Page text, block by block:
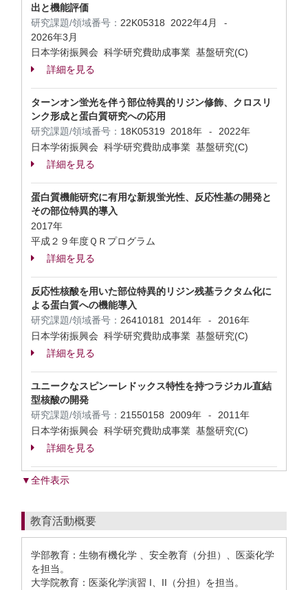
出と機能評価
研究課題/領域番号： 22K05318 2022年4月 -
2026年3月
日本学術振興会 科学研究費助成事業 基盤研究(C)
詳細を見る
ターンオン蛍光を伴う部位特異的リジン修飾、クロスリ
ンク形成と蛋白質研究への応用
研究課題/領域番号： 18K05319 2018年 -
2022年
日本学術振興会 科学研究費助成事業 基盤研究(C)
詳細を見る
蛋白質機能研究に有用な新規蛍光性、反応性基の開発と
その部位特異的導入
2017年
平成２９年度ＱＲプログラム
詳細を見る
反応性核酸を用いた部位特異的リジン残基ラクタム化に
よる蛋白質への機能導入
研究課題/領域番号： 26410181 2014年 -
2016年
日本学術振興会 科学研究費助成事業 基盤研究(C)
詳細を見る
ユニークなスピンーレドックス特性を持つラジカル直結
型核酸の開発
研究課題/領域番号： 21550158 2009年 -
2011年
日本学術振興会 科学研究費助成事業 基盤研究(C)
詳細を見る
▼全件表示
教育活動概要
学部教育：生物有機化学 、安全教育（分担）、医薬化学
を担当。
大学院教育：医薬化学演習 I、II（分担）を担当。